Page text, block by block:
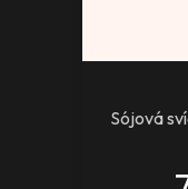
Sójová